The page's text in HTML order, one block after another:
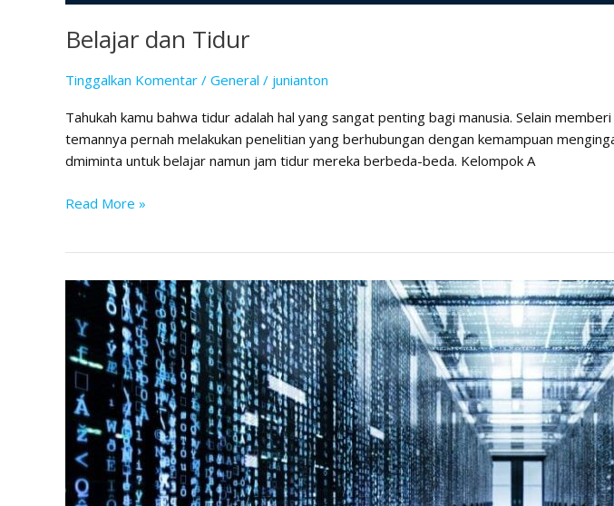
Belajar dan Tidur
Tinggalkan Komentar / General / junianton
Tahukah kamu bahwa tidur adalah hal yang sangat penting bagi manusia. Selain
temannya pernah melakukan penelitian yang berhubungan dengan kemampuan
dmiminta untuk belajar namun jam tidur mereka berbeda-beda. Kelompok A
Read More »
Konsep